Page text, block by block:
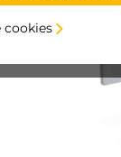
cookies